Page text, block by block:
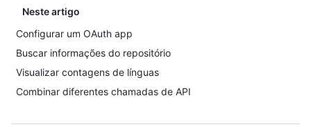
Neste artigo
Configurar um OAuth app
Buscar informações do repositório
Visualizar contagens de línguas
Combinar diferentes chamadas de API